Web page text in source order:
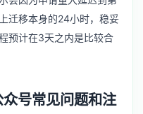
迁移本身的24小时，稳妥
预计在3天之内是比较合
号常见问题和注